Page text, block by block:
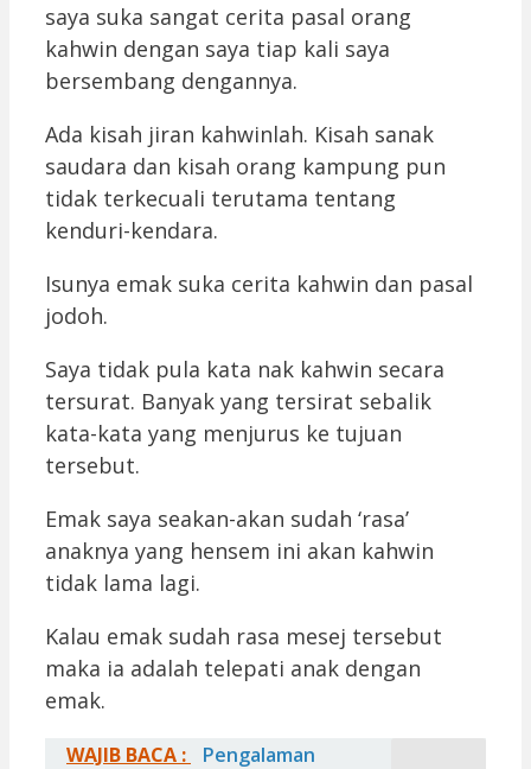
saya suka sangat cerita pasal orang
kahwin dengan saya tiap kali saya
bersembang dengannya.
Ada kisah jiran kahwinlah. Kisah sanak
saudara dan kisah orang kampung pun
tidak terkecuali terutama tentang
kenduri-kendara.
Isunya emak suka cerita kahwin dan pasal
jodoh.
Saya tidak pula kata nak kahwin secara
tersurat. Banyak yang tersirat sebalik
kata-kata yang menjurus ke tujuan
tersebut.
Emak saya seakan-akan sudah ‘rasa’
anaknya yang hensem ini akan kahwin
tidak lama lagi.
Kalau emak sudah rasa mesej tersebut
maka ia adalah telepati anak dengan
emak.
WAJIB BACA :
Pengalaman